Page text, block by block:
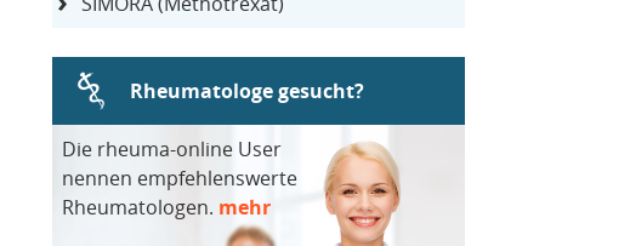
Rheumatologe gesucht?
Die rheuma-online User
nennen empfehlenswerte
Rheumatologen. mehr